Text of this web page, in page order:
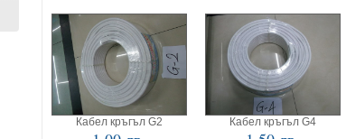
Кабел кръгъл G2 Кабел кръгъл G4